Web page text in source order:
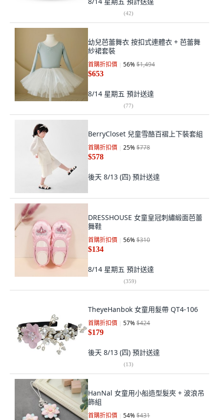
(42)
幼兒芭蕾舞衣 按扣式連體衣 + 芭蕾舞
紗裙套裝
首購折扣價 56%$1,494
$653
8/14 星期五 預計送達
(77)
BerryCloset 兒童雪酪百褶上下裝套組
首購折扣價 25%$778
$578
後天 8/13 (四) 預計送達
DRESSHOUSE 女童皇冠刺繡緞面芭蕾
舞鞋
首購折扣價 56%$310
$134
8/14 星期五 預計送達
(359)
TheyeHanbok 女童用髮帶 QT4-106
首購折扣價 57%$424
$179
後天 8/13 (四) 預計送達
(13)
HanNal 女童用小船造型髮夾 + 波浪吊
飾組
首購折扣價 54%$431